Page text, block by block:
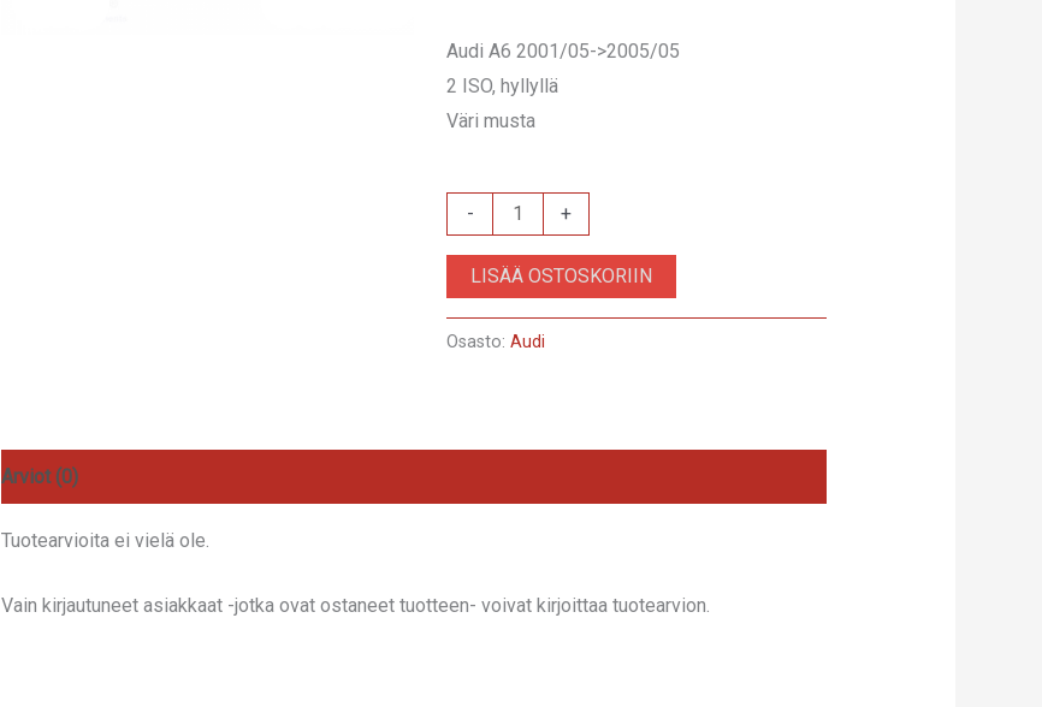
Audi A6 2001/05->2005/05
2 ISO, hyllyllä
Väri musta
-
RAM-
40.128
määrä
+
LISÄÄ OSTOSKORIIN
Osasto:Audi
Arviot (0)
Tuotearvioita ei vielä ole.
Vain kirjautuneet asiakkaat -jotka ovat ostaneet tuotteen- voivat kirjoittaa tuotearvion.